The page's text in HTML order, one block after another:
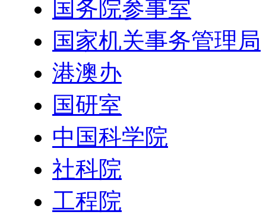
国务院参事室
国家机关事务管理局
港澳办
国研室
中国科学院
社科院
工程院